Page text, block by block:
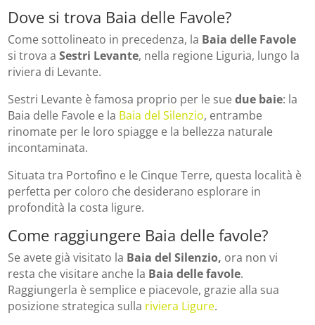
Dove si trova Baia delle Favole?
Come sottolineato in precedenza, la Baia delle Favole
si trova a Sestri Levante, nella regione Liguria, lungo la
riviera di Levante.
Sestri Levante è famosa proprio per le suedue baie: la
Baia delle Favole e la Baia del Silenzio, entrambe
rinomate per le loro spiagge e la bellezza naturale
incontaminata.
Situata tra Portofino e le Cinque Terre, questa località è
perfetta per coloro che desiderano esplorare in
profondità la costa ligure.
Come raggiungere Baia delle favole?
Se avete già visitato la Baia del Silenzio, ora non vi
resta che visitare anche la Baia delle favole.
Raggiungerla è semplice e piacevole, grazie alla sua
posizione strategica sulla riviera Ligure.